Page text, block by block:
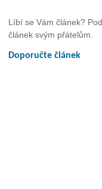
Líbí se Vám článek?
článek svým přátelům.
Doporučte článek